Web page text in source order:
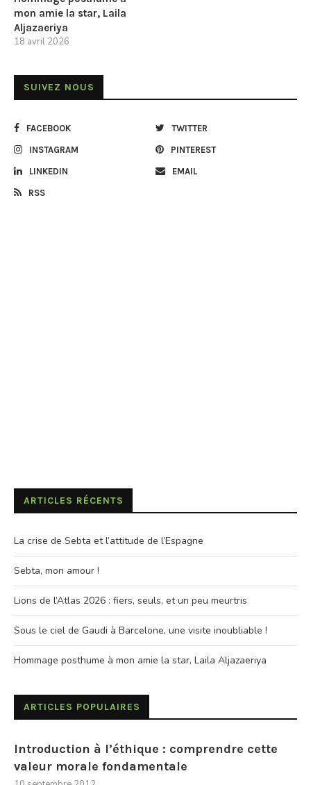
mon amie la star, Laila
Aljazaeriya
18 avril 2026
SUIVEZ NOUS
FACEBOOK TWITTER
INSTAGRAM PINTEREST
LINKEDIN EMAIL
RSS
ARTICLES RÉCENTS
La crise de Sebta et l’attitude de l’Espagne
Sebta, mon amour !
Lions de l’Atlas 2026 : fiers, seuls, et un peu meurtris
Sous le ciel de Gaudi à Barcelone, une visite inoubliable !
Hommage posthume à mon amie la star, Laila Aljazaeriya
ARTICLES POPULAIRES
Introduction à l’éthique : comprendre cette
valeur morale fondamentale